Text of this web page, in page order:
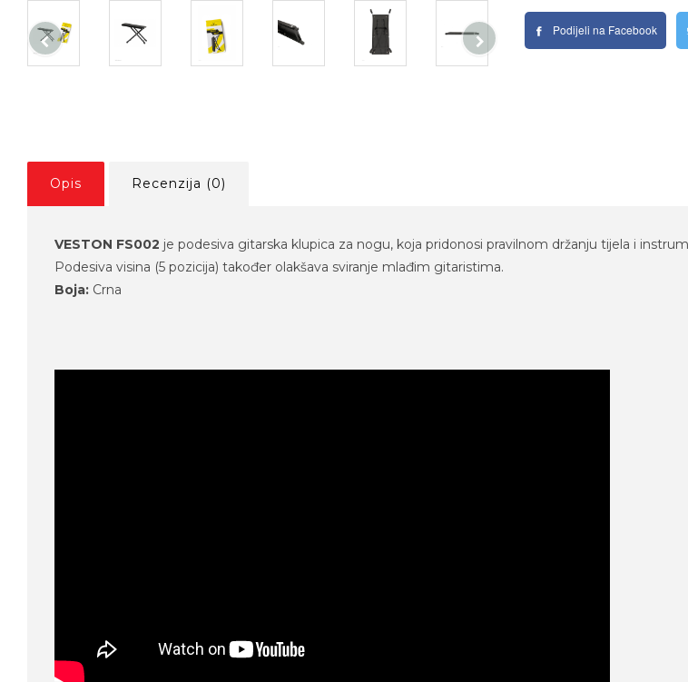
Podijeli na Facebook
Opis Recenzija (0)
VESTON FS002 je podesiva gitarska klupica za nogu, koja pridonosi pravilnom držanju tijela i
Podesiva visina (5 pozicija) također olakšava sviranje mlađim gitaristima.
Boja: Crna